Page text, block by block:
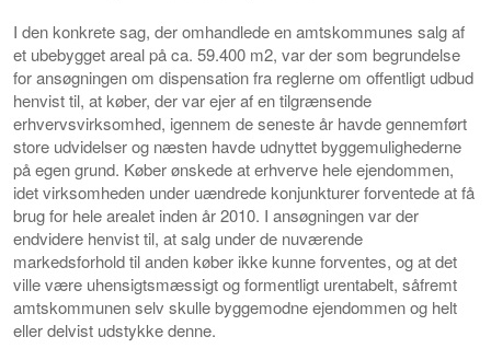
I den konkrete sag, der omhandlede en amtskommunes salg af
et ubebygget areal på ca. 59.400 m2, var der som begrundelse
for ansøgningen om dispensation fra reglerne om offentligt udbud
henvist til, at køber, der var ejer af en tilgrænsende
erhvervsvirksomhed, igennem de seneste år havde gennemført
store udvidelser og næsten havde udnyttet byggemulighederne
på egen grund. Køber ønskede at erhverve hele ejendommen,
idet virksomheden under uændrede konjunkturer forventede at få
brug for hele arealet inden år 2010. I ansøgningen var der
endvidere henvist til, at salg under de nuværende
markedsforhold til anden køber ikke kunne forventes, og at det
ville være uhensigtsmæssigt og formentligt urentabelt, såfremt
amtskommunen selv skulle byggemodne ejendommen og helt
eller delvist udstykke denne.